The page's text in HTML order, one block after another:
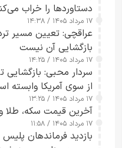
دستاوردها را خراب
۱۷ مرداد ۱۴۰۵ / ۱۴:۳۸
عراقچی: تعیین مسیر
بازگشایی آن نیست
۱۷ مرداد ۱۴۰۵ / ۱۴:۲۵
سردار محبی: بازگشایی
از سوی آمریکا وابسته
۱۷ مرداد ۱۴۰۵ / ۱۳:۲۵
آخرین قیمت سکه، طلا و دلار 17
۱۷ مرداد ۱۴۰۵ / ۱۱:۵۸
بازدید فرماندهان